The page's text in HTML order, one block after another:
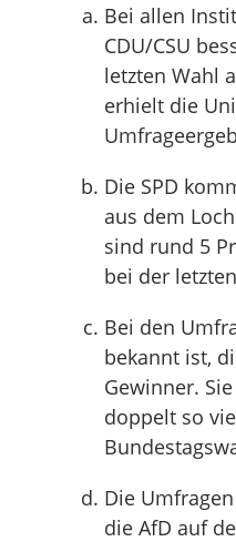
Bei allen
CDU/CSU
letzten Wahl
erhielt die
Die SPD
aus dem
sind rund 5
bei der
Bei den
bekannt ist,
Gewinner.
doppelt so
Die
die AfD auf